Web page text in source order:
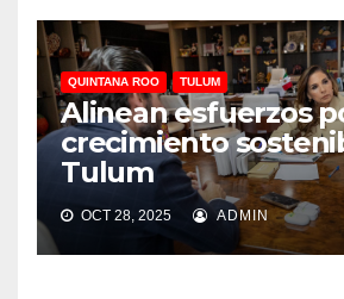
QUINTANA ROO TULUM
Alinean esfuerzos
crecimiento
Tulum
OCT 28, 2025 ADMIN